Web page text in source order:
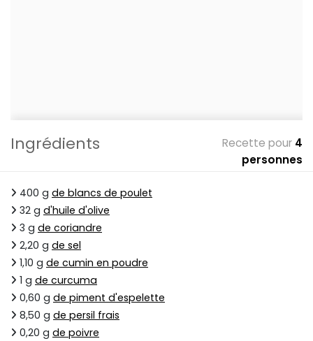
Ingrédients Recette pour 4
personnes
400 g de blancs de poulet
32 g d'huile d'olive
3 g de coriandre
2,20 g de sel
1,10 g de cumin en poudre
1 g de curcuma
0,60 g de piment d'espelette
8,50 g de persil frais
0,20 g de poivre